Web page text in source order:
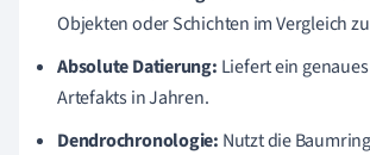
Objekten oder Schichten im Vergleich
Absolute Datierung: Liefert ein
Artefakts in Jahren.
Dendrochronologie: Nutzt die